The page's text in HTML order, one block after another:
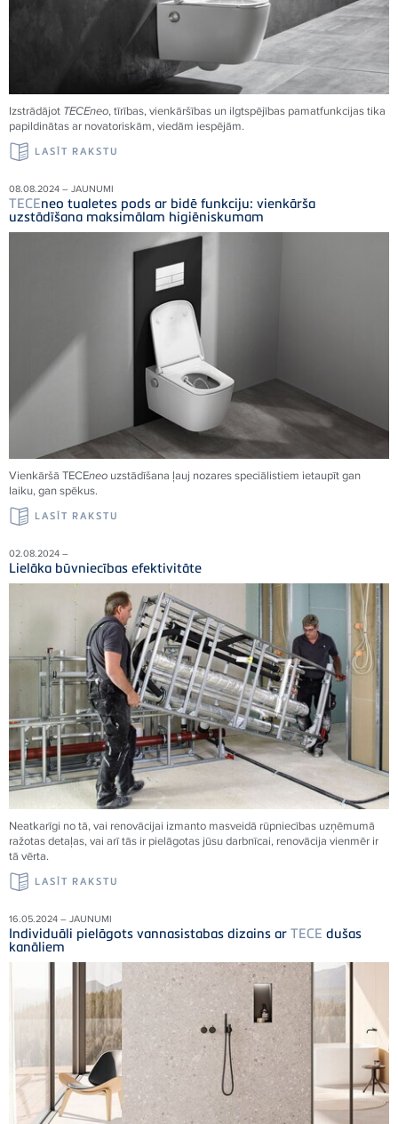
Izstrādājot TECEneo, tīrības, vienkāršības un ilgtspējības pamatfunkcijas tika
papildinātas ar novatoriskām, viedām iespējām.
LASĪT RAKSTU
08.08.2024 – JAUNUMI
TECEneo tualetes pods ar bidē funkciju: vienkārša
uzstādīšana maksimālam higiēniskumam
Vienkāršā TECEneo uzstādīšana ļauj nozares speciālistiem ietaupīt gan
laiku, gan spēkus.
LASĪT RAKSTU
02.08.2024 –
Lielāka būvniecības efektivitāte
Neatkarīgi no tā, vai renovācijai izmanto masveidā rūpniecības uzņēmumā
ražotas detaļas, vai arī tās ir pielāgotas jūsu darbnīcai, renovācija vienmēr ir
tā vērta.
LASĪT RAKSTU
16.05.2024 – JAUNUMI
Individuāli pielāgots vannasistabas dizains ar TECE dušas
kanāliem